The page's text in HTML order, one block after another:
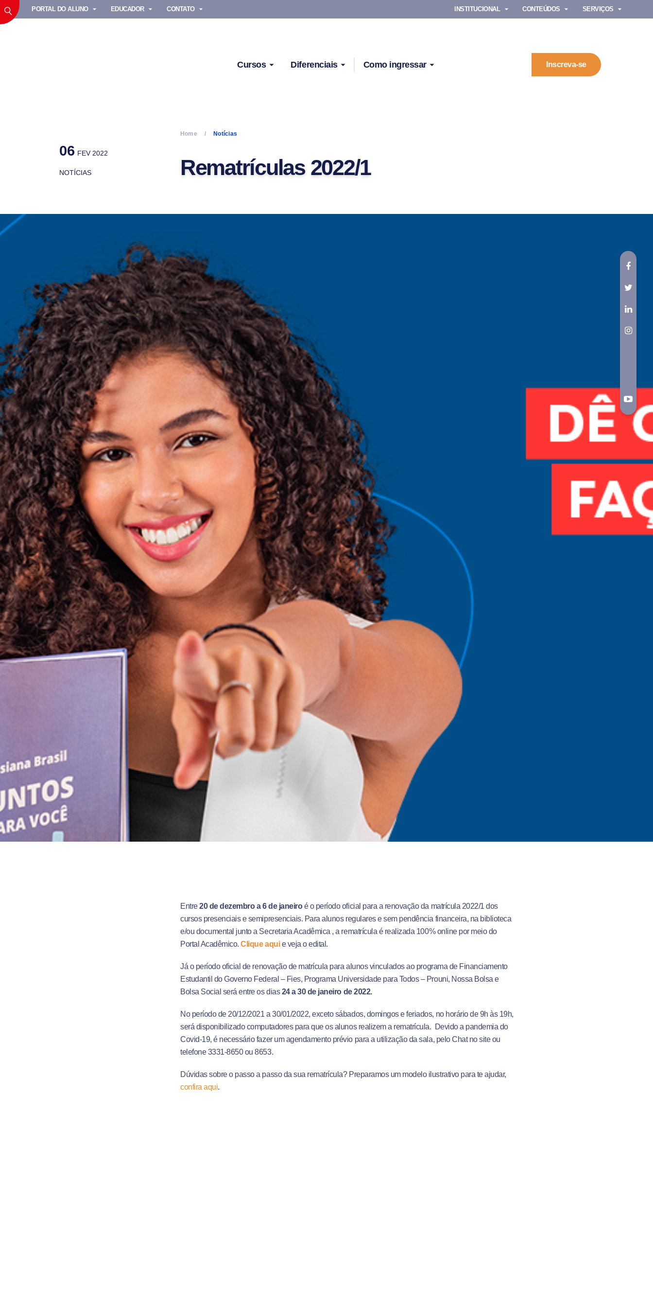
PORTAL DO ALUNO EDUCADOR CONTATO INSTITUCIONAL CONTEÚDOS SERVIÇOS
Cursos Diferenciais Como ingressar Inscreva-se
06 FEV 2022
NOTÍCIAS
Home Notícias
Rematrículas 2022/1
Entre20 de dezembro a 6 de janeiroé o período oficial para a renovação da matrícula 2022/1 dos
cursos presenciais e semipresenciais. Para alunos regulares e sem pendência financeira, na biblioteca
e/ou documental junto a Secretaria Acadêmica , a rematrícula é realizada 100% online por meio do
Portal Acadêmico.Clique aqui e veja o edital.
Já o período oficial de renovação de matrícula para alunos vinculados ao programa de Financiamento
Estudantil do Governo Federal – Fies, Programa Universidade para Todos – Prouni, Nossa Bolsa e
Bolsa Social será entre os dias24 a 30 de janeiro de 2022.
No período de 20/12/2021 a 30/01/2022, exceto sábados, domingos e feriados, no horário de 9h às 19h,
será disponibilizado computadores para que os alunos realizem a rematrícula. Devido a pandemia do
Covid-19, é necessário fazer um agendamento prévio para a utilização da sala, pelo Chat no site ou
telefone 3331-8650 ou 8653.
Dúvidas sobre o passo a passo da sua rematrícula? Preparamos um modelo ilustrativo para te ajudar,
confira aqui.